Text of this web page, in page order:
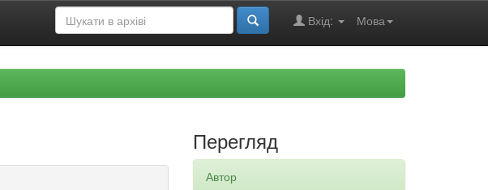
Мова
Вхід:
Перегляд
Автор